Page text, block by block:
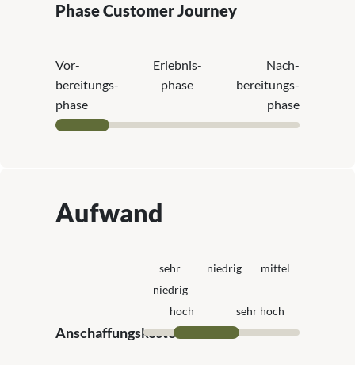
Phase Customer Journey
Vor­
bereitungs­
phase
Erlebnis­
phase
Nach­
bereitungs­
phase
Aufwand
sehr
niedrig
niedrig mittel
hoch sehr hoch
Anschaffungskosten